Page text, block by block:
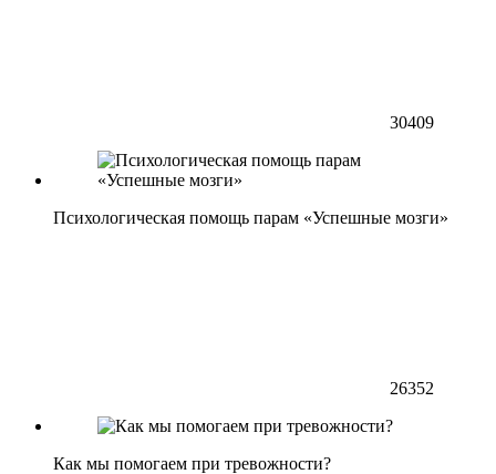
30409
Психологическая помощь парам «Успешные мозги»
26352
Как мы помогаем при тревожности?